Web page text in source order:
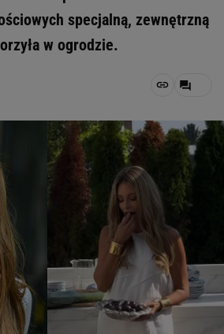
specjalną, zewnętrzną
w ogrodzie.